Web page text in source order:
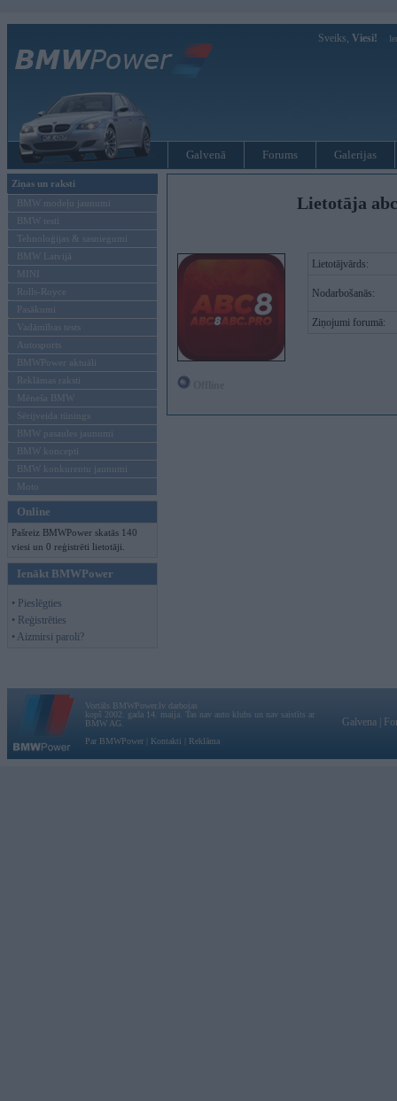
Sveiks, Viesi!
Galvenā Forums Galerijas
Ziņas un raksti
BMW modeļu jaunumi
BMW testi
Tehnoloģijas & sasniegumi
BMW Latvijā
MINI
Rolls-Royce
Pasākumi
Vadāmības tests
Autosports
BMWPower aktuāli
Reklāmas raksti
Mēneša BMW
Sērijveida tūnings
BMW pasaules jaunumi
BMW koncepti
BMW konkurentu jaunumi
Moto
Online
Pašreiz BMWPower skatās 140
viesi un 0 reģistrēti lietotāji.
Ienākt BMWPower
• Pieslēgties
• Reģistrēties
• Aizmirsi paroli?
Lietotāja
Lietotājvārds:
Nodarbošanās:
Ziņojumi forumā:
Vortāls BMWPower.lv darbojas
kopš 2002. gada 14. maija. Tas nav auto klubs un nav saistīts ar
BMW AG.
Par BMWPower
Kontakti Reklāma
Galvena